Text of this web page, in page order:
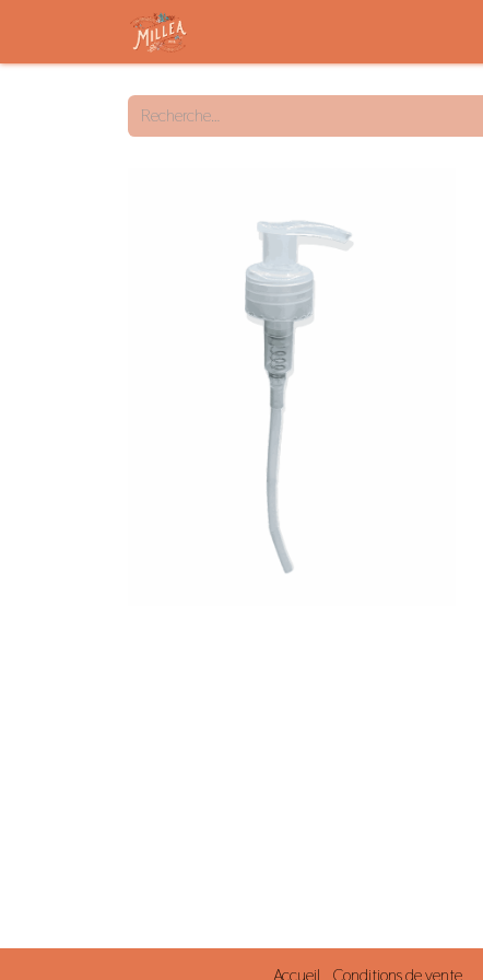
Accueil Conditions de vente